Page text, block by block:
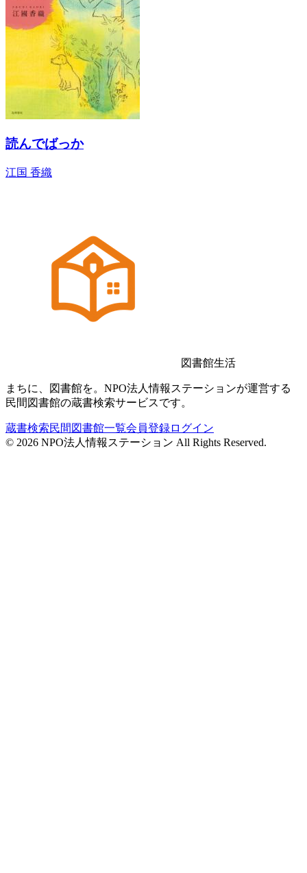
読んでばっか
江国 香織
図書館生活
まちに、図書館を。NPO法人情報ステーションが運営する
民間図書館の蔵書検索サービスです。
蔵書検索民間図書館一覧会員登録ログイン
© 2026 NPO法人情報ステーション All Rights Reserved.